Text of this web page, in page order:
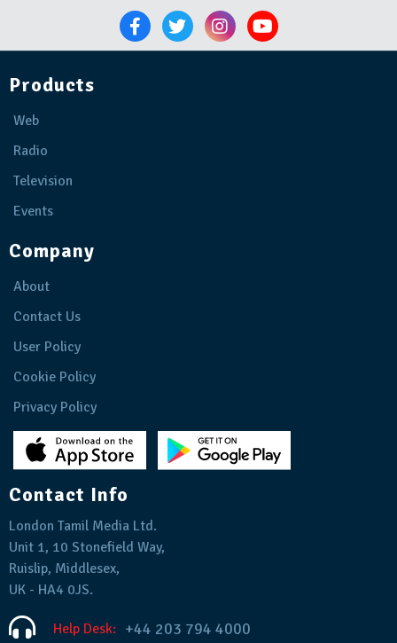
Products
Web
Radio
Television
Events
Company
About
Contact Us
User Policy
Cookie Policy
Privacy Policy
Contact Info
London Tamil Media Ltd.
Unit 1, 10 Stonefield Way,
Ruislip, Middlesex,
UK - HA4 0JS.
Help Desk: +44 203 794 4000